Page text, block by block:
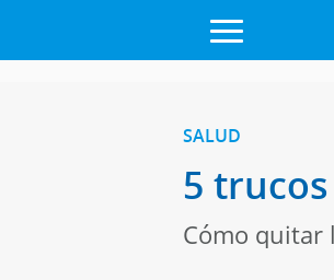
SALUD
5
Cómo quitar